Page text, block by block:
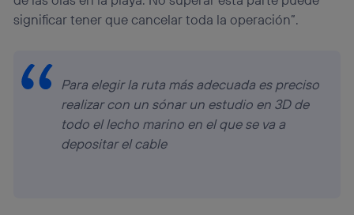
significar tener que cancelar toda la operación”.
Para elegir la ruta más adecuada es preciso
realizar con un sónar un estudio en 3D de
todo el lecho marino en el que se va a
depositar el cable